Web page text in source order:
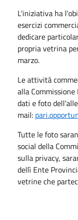
L'iniziativa ha
esercizi
dedicare
propria vetrina
marzo.
Le attività
alla
dati e foto
mail:
Tutte le foto
social della
sulla privacy,
dellì Ente
vetrine che